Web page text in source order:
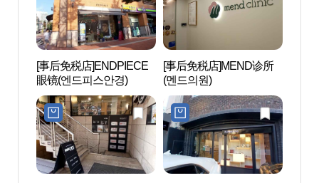
[事后免税店]ENDPIECE
眼镜(엔드피스안경)
[事后免税店]MEND诊所
(멘드의원)